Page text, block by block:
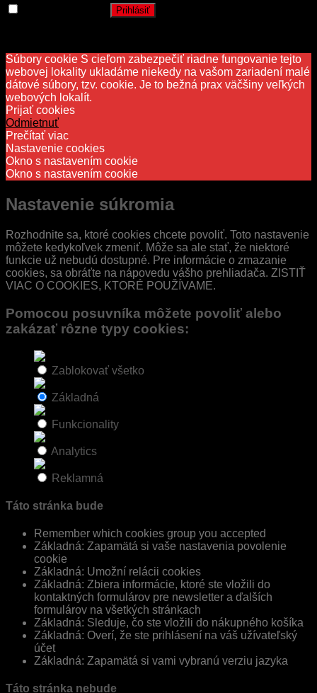
Prihlásiť
Súbory cookie S cieľom zabezpečiť riadne fungovanie tejto
webovej lokality ukladáme niekedy na vašom zariadení malé
dátové súbory, tzv. cookie. Je to bežná prax väčšiny veľkých
webových lokalít.
Prijať cookies
Odmietnuť
Prečítať viac
Nastavenie cookies
Okno s nastavením cookie
Okno s nastavením cookie
Nastavenie súkromia
Rozhodnite sa, ktoré cookies chcete povoliť. Toto nastavenie
môžete kedykoľvek zmeniť. Môže sa ale stať, že niektoré
funkcie už nebudú dostupné. Pre informácie o zmazanie
cookies, sa obráťte na nápovedu vášho prehliadača. ZISTIŤ
VIAC O COOKIES, KTORÉ POUŽÍVAME.
Pomocou posuvníka môžete povoliť alebo
zakázať rôzne typy cookies:
Zablokovať všetko
Základná
Funkcionality
Analytics
Reklamná
Táto stránka bude
Remember which cookies group you accepted
Základná: Zapamätá si vaše nastavenia povolenie
cookie
Základná: Umožní relácii cookies
Základná: Zbiera informácie, ktoré ste vložili do
kontaktných formulárov pre newsletter a ďalších
formulárov na všetkých stránkach
Základná: Sleduje, čo ste vložili do nákupného košíka
Základná: Overí, že ste prihlásení na váš užívateľský
účet
Základná: Zapamätá si vami vybranú verziu jazyka
Táto stránka nebude